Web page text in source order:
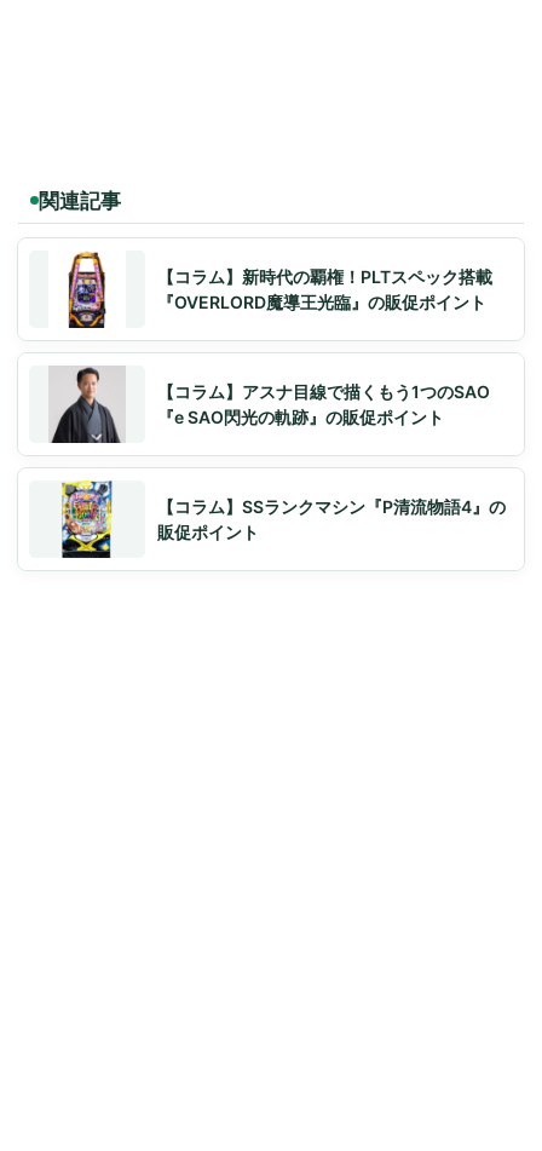
関連記事
【コラム】新時代の覇権！PLTスペック搭載
『OVERLORD魔導王光臨』の販促ポイント
【コラム】アスナ目線で描くもう1つのSAO
『e SAO閃光の軌跡』の販促ポイント
【コラム】SSランクマシン『P清流物語4』の
販促ポイント